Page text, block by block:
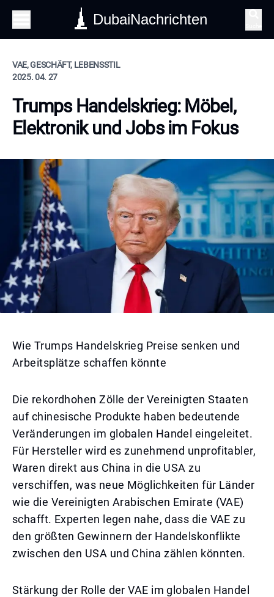
DubaiNachrichten
VAE, GESCHÄFT, LEBENSSTIL
2025. 04. 27
Trumps Handelskrieg: Möbel,
Elektronik und Jobs im Fokus
Wie Trumps Handelskrieg Preise senken und
Arbeitsplätze schaffen könnte
Die rekordhohen Zölle der Vereinigten Staaten
auf chinesische Produkte haben bedeutende
Veränderungen im globalen Handel eingeleitet.
Für Hersteller wird es zunehmend unprofitabler,
Waren direkt aus China in die USA zu
verschiffen, was neue Möglichkeiten für Länder
wie die Vereinigten Arabischen Emirate (VAE)
schafft. Experten legen nahe, dass die VAE zu
den größten Gewinnern der Handelskonflikte
zwischen den USA und China zählen könnten.
Stärkung der Rolle der VAE im globalen Handel